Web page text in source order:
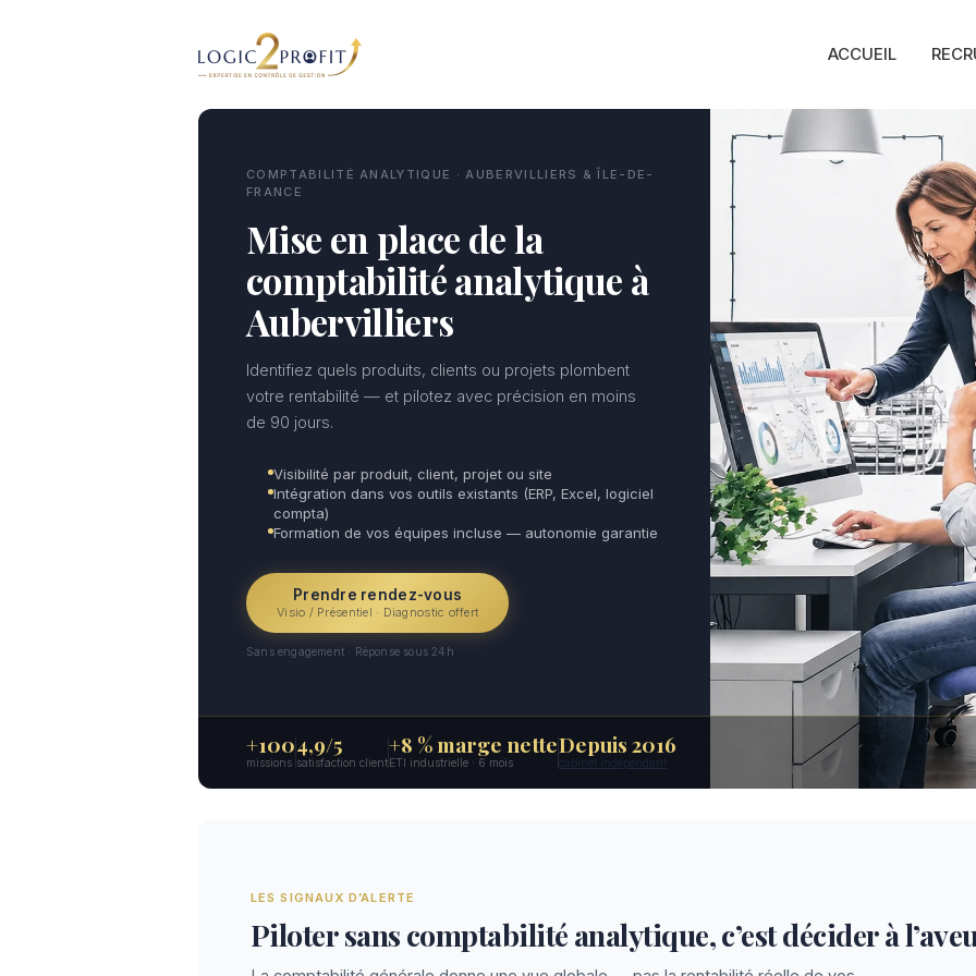
ACCUEIL
COMPTABILITÉ ANALYTIQUE · AUBERVILLIERS & ÎLE-DE-
FRANCE
Mise en place de la
comptabilité analytique à
Aubervilliers
Identifiez quels produits, clients ou projets plombent
votre rentabilité — et pilotez avec précision en moins
de 90 jours.
Visibilité par produit, client, projet ou site
Intégration dans vos outils existants (ERP, Excel, logiciel
compta)
Formation de vos équipes incluse — autonomie garantie
Prendre rendez-vous
Visio / Présentiel · Diagnostic offert
Sans engagement · Réponse sous 24h
+100
missions
4,9/5
satisfaction client
+8 % marge nette
ETI industrielle · 6 mois
Depuis 2016
cabinet indépendant
LES SIGNAUX D’ALERTE
Piloter sans comptabilité analytique, c’est décider à